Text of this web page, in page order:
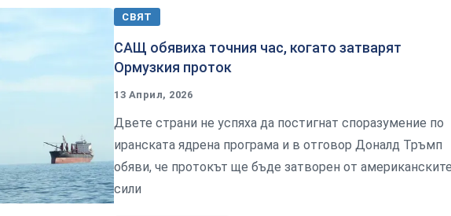
СВЯТ
САЩ обявиха точния час, когато затварят
Ормузкия проток
13 Април, 2026
Двете страни не успяха да постигнат споразумение по
иранската ядрена програма и в отговор Доналд Тръмп
обяви, че протокът ще бъде затворен от
сили